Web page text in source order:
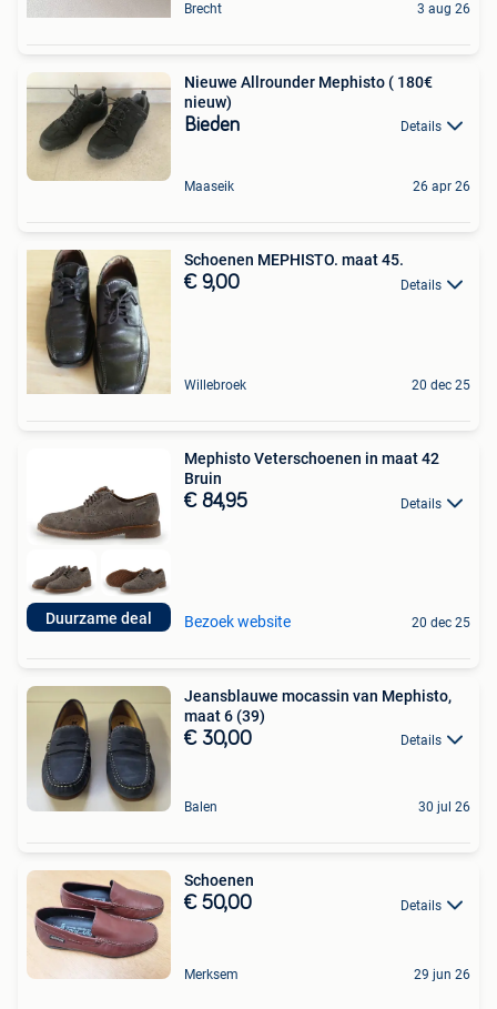
Brecht 3 aug 26
Nieuwe Allrounder Mephisto ( 180€
nieuw)
Bieden Details
Maaseik 26 apr 26
Schoenen MEPHISTO. maat 45.
€ 9,00 Details
Willebroek 20 dec 25
Duurzame deal
Mephisto Veterschoenen in maat 42
Bruin
€ 84,95 Details
Bezoek website 20 dec 25
Jeansblauwe mocassin van Mephisto,
maat 6 (39)
€ 30,00 Details
Balen 30 jul 26
Schoenen
€ 50,00 Details
Merksem 29 jun 26